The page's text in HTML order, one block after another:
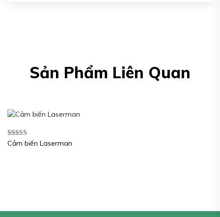
Sản Phẩm Liên Quan
Được xếp
Cảm biến Laserman